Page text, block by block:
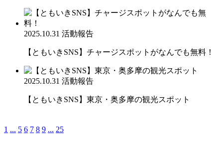
2025.10.31 活動報告
【ともいきSNS】チャージスポットがなんでも無料！
2025.10.31 活動報告
【ともいきSNS】東京・奥多摩の観光スポット
1 ... 5 6 7 8 9 ... 25